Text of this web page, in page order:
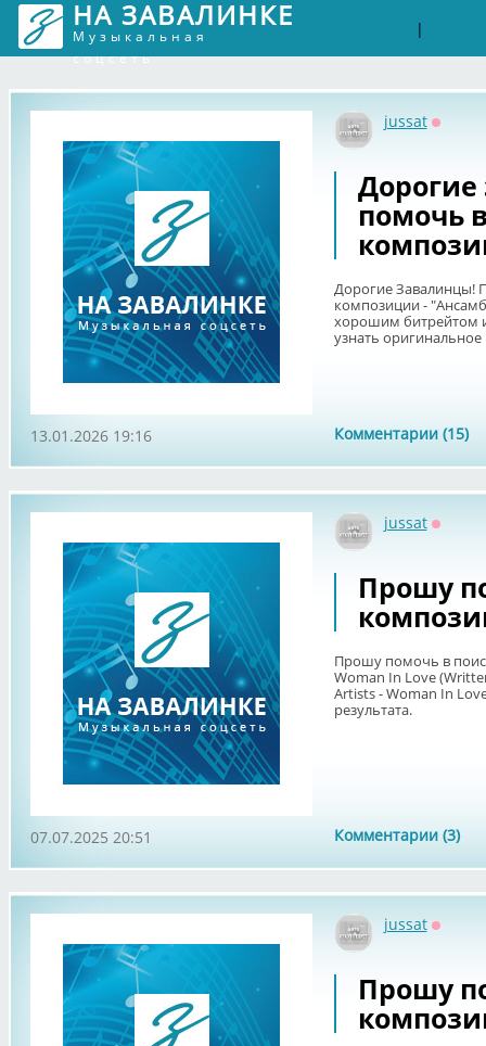
НА ЗАВАЛИНКЕ
Музыкальная
соцсеть
|
jussat
помочь
Дорогие Завалинцы!
композиции -
хорошим битрейтом
узнать
Комментарии (15)
13.01.2026 19:16
jussat
Прошу
Прошу помочь в
Woman In Love
Artists - Woman In
результата.
Комментарии (3)
07.07.2025 20:51
jussat
Прошу